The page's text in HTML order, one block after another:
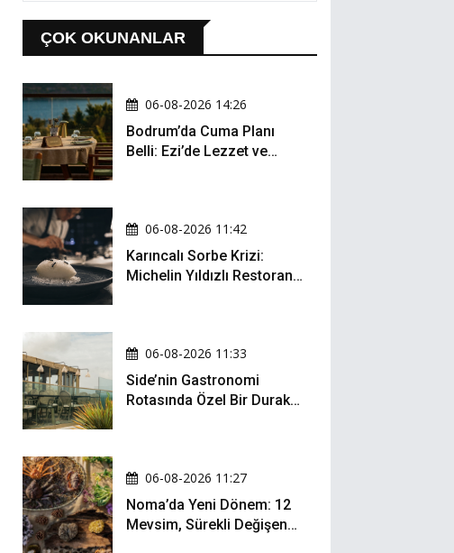
ÇOK OKUNANLAR
06-08-2026 14:26
Bodrum’da Cuma Planı
Belli: Ezi’de Lezzet ve
06-08-2026 11:42
Karıncalı Sorbe Krizi:
Michelin Yıldızlı Restoran
06-08-2026 11:33
Side’nin Gastronomi
Rotasında Özel Bir Durak:
06-08-2026 11:27
Noma’da Yeni Dönem: 12
Mevsim, Sürekli Değişen